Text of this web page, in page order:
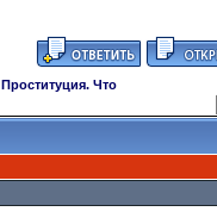
Проституция. Что